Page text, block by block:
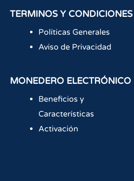
TERMINOS Y CONDICIONES
Políticas Generales
Aviso de Privacidad
MONEDERO ELECTRÓNICO
Beneficios y
Características
Activación